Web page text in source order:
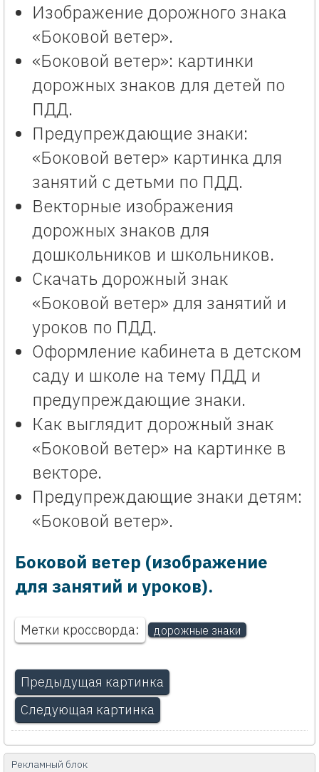
Изображение дорожного знака
«Боковой ветер».
«Боковой ветер»: картинки
дорожных знаков для детей по
ПДД.
Предупреждающие знаки:
«Боковой ветер» картинка для
занятий с детьми по ПДД.
Векторные изображения
дорожных знаков для
дошкольников и школьников.
Скачать дорожный знак
«Боковой ветер» для занятий и
уроков по ПДД.
Оформление кабинета в детском
саду и школе на тему ПДД и
предупреждающие знаки.
Как выглядит дорожный знак
«Боковой ветер» на картинке в
векторе.
Предупреждающие знаки детям:
«Боковой ветер».
Боковой ветер (изображение
для занятий и уроков).
Метки кроссворда: дорожные знаки
Предыдущая картинка
Следующая картинка
Рекламный блок